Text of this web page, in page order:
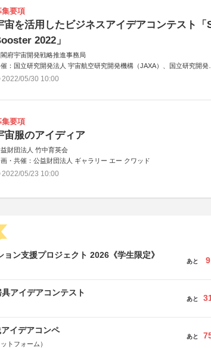
集要項
宙を活用したビジネスアイデアコンテスト「
2022」
閣府宇宙開発戦略推進事務局
：国立研究開発法人 宇宙航空研究開発機構（JAXA）、国立研究開発法
新エネルギー・産業技術総合開発機構（NEDO）
2022/05/30 10:00
集要項
宙服のアイディア
財団法人 竹中育英会
・共催：公益財団法人 ギャラリー エー クワッド
2022/05/23 10:00
ン支援プロジェクト 2026《学生限定》
あと 9
アイデアコンテスト
あと
イデアコンペ
トフォーム）
あと